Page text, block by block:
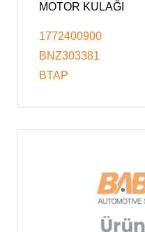
MOTOR KULAĞI
1772400900
BNZ303381
BTAP